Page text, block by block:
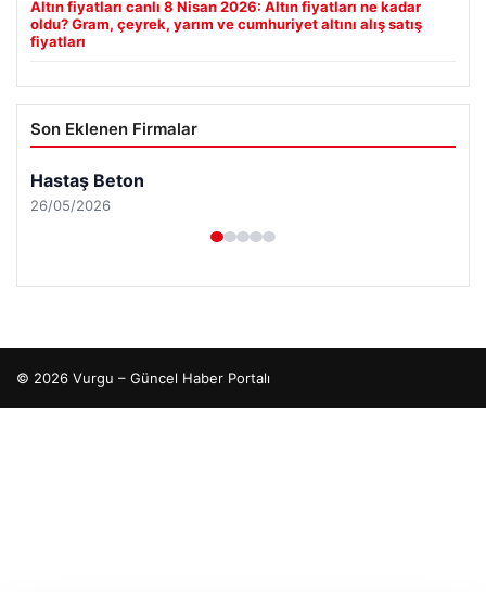
Altın fiyatları canlı 8 Nisan 2026: Altın fiyatları ne kadar
oldu? Gram, çeyrek, yarım ve cumhuriyet altını alış satış
fiyatları
Son Eklenen Firmalar